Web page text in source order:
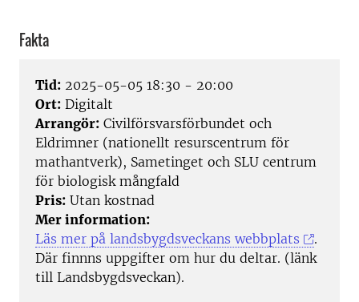
Fakta
Tid: 2025-05-05 18:30 - 20:00
Ort: Digitalt
Arrangör: Civilförsvarsförbundet och
Eldrimner (nationellt resurscentrum för
mathantverk), Sametinget och SLU centrum
för biologisk mångfald
Pris: Utan kostnad
Mer information:
Läs mer på landsbygdsveckans webbplats
.
Där finnns uppgifter om hur du deltar. (länk
till Landsbygdsveckan).